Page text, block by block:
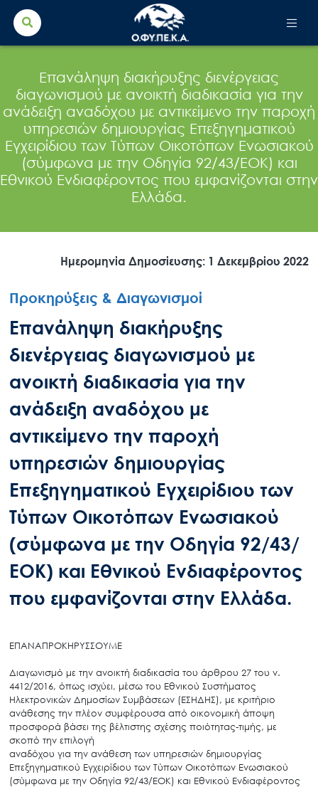
Search
for:
Επανάληψη διακήρυξης διενέργειας
διαγωνισμού με ανοικτή διαδικασία για την
ανάδειξη αναδόχου με αντικείμενο την παροχή
υπηρεσιών δημιουργίας Επεξηγηματικού
Εγχειρίδιου των Τύπων Οικοτόπων Ενωσιακού
(σύμφωνα με την Οδηγία 92/43/ΕΟΚ) και
Εθνικού Ενδιαφέροντος που εμφανίζονται στην
Ελλάδα.
Ημερομηνία Δημοσίευσης: 1 Δεκεμβρίου 2022
Προκηρύξεις & Διαγωνισμοί
Επανάληψη διακήρυξης
διενέργειας διαγωνισμού με
ανοικτή διαδικασία για την
ανάδειξη αναδόχου με
αντικείμενο την παροχή
υπηρεσιών δημιουργίας
Επεξηγηματικού Εγχειρίδιου των
Τύπων Οικοτόπων Ενωσιακού
(σύμφωνα με την Οδηγία 92/43/
ΕΟΚ) και Εθνικού Ενδιαφέροντος
που εμφανίζονται στην Ελλάδα.
ΕΠΑΝΑΠΡΟΚΗΡΥΣΣΟΥΜΕ
Διαγωνισμό με την ανοικτή διαδικασία του άρθρου 27 του ν.
4412/2016, όπως ισχύει, μέσω του Εθνικού Συστήματος
Ηλεκτρονικών Δημοσίων Συμβάσεων (ΕΣΗΔΗΣ), με κριτήριο
ανάθεσης την πλέον συμφέρουσα από οικονομική άποψη
προσφορά βάσει της βέλτιστης σχέσης ποιότητας-τιμής, με
σκοπό την επιλογή
αναδόχου για την ανάθεση των υπηρεσιών δημιουργίας
Επεξηγηματικού Εγχειρίδιου των Τύπων Οικοτόπων Ενωσιακού
(σύμφωνα με την Οδηγία 92/43/ΕΟΚ) και Εθνικού Ενδιαφέροντος